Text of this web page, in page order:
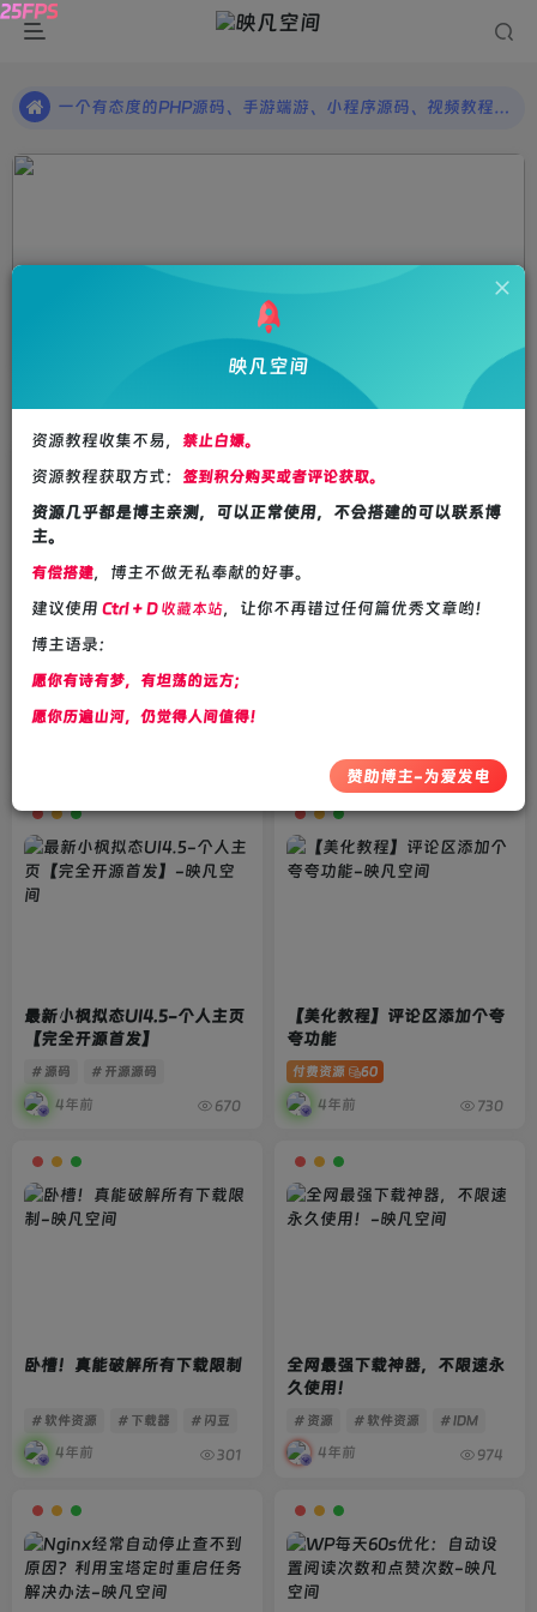
一个有态度的PHP源码、手游端游、小程序源码、视频教程等优质资源分享平台，帮你快速提升自己的开发水平，吸引更多有价值的用户!
签名档美化源码
付费资源 60 # 源码 # 美化教程
4年前 625
最新小枫拟态UI4.5-个人主页
【完全开源首发】
# 源码 # 开源源码
4年前 670
【美化教程】评论区添加个夸
夸功能
付费资源 60
4年前 730
卧槽！真能破解所有下载限制
# 软件资源 # 下载器 # 闪豆
4年前 301
全网最强下载神器，不限速永
久使用！
# 资源 # 软件资源 # IDM
4年前 974
映凡空间
资源教程收集不易， 禁止白嫖。
资源教程获取方式： 签到积分购买或者评论获取。
资源几乎都是博主亲测，可以正常使用，不会搭建的可以联系博
主。
有偿搭建，博主不做无私奉献的好事。
建议使用 Ctrl + D收藏本站，让你不再错过任何篇优秀文章哟！
博主语录：
愿你有诗有梦，有坦荡的远方；
愿你历遍山河，仍觉得人间值得！
赞助博主-为爱发电